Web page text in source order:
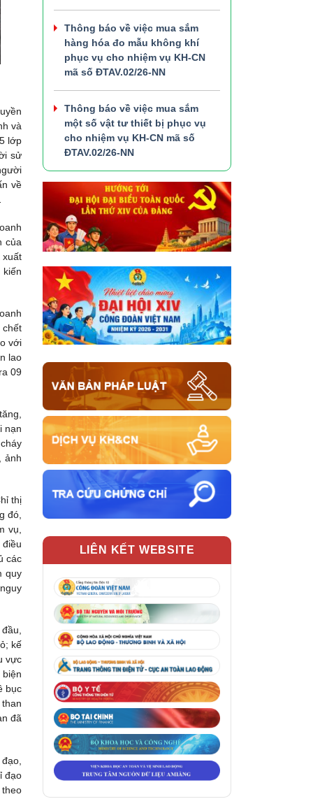
và
lớp
sử
về
của
xuất
kiến
với
lao
09
nạn
ảnh
thị
đó,
vụ,
các
quy
kế
vực
bục
đã
đạo
theo
Thông báo về việc mua sắm
hàng hóa đo mẫu không khí
phục vụ cho nhiệm vụ KH-CN
mã số ĐTAV.02/26-NN
Thông báo về việc mua sắm
một số vật tư thiết bị phục vụ
cho nhiệm vụ KH-CN mã số
ĐTAV.02/26-NN
LIÊN KẾT WEBSITE